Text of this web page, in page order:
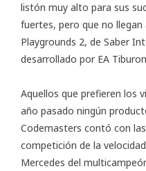
listón muy alto para sus
fuertes, pero que no llegan
Playgrounds 2, de Saber
desarrollado por EA
Aquellos que prefieren los
año pasado ningún
Codemasters contó con
competición de la
Mercedes del